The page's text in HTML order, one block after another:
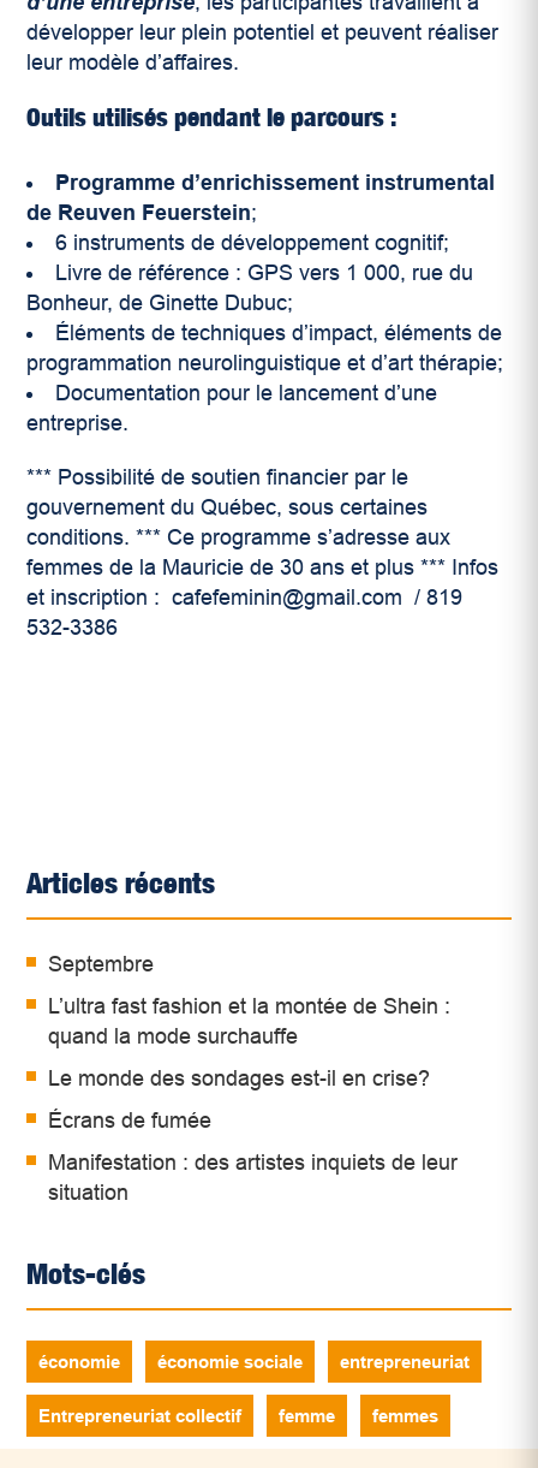
développer leur plein potentiel et peuvent réaliser
leur modèle d’affaires.
Outils utilisés pendant le parcours :
Programme d’enrichissement instrumental
de Reuven Feuerstein;
6 instruments de développement cognitif;
Livre de référence : GPS vers 1 000, rue du
Bonheur, de Ginette Dubuc;
Éléments de techniques d’impact, éléments de
programmation neurolinguistique et d’art thérapie;
Documentation pour le lancement d’une
entreprise.
*** Possibilité de soutien financier par le
gouvernement du Québec, sous certaines
conditions. *** Ce programme s’adresse aux
femmes de la Mauricie de 30 ans et plus *** Infos
et inscription : cafefeminin@gmail.com / 819
532-3386
Articles récents
Septembre
L’ultra fast fashion et la montée de Shein :
quand la mode surchauffe
Le monde des sondages est-il en crise?
Écrans de fumée
Manifestation : des artistes inquiets de leur
situation
Mots-clés
économie économie sociale entrepreneuriat
Entrepreneuriat collectif femme femmes